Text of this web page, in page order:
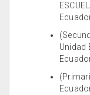
Unidad